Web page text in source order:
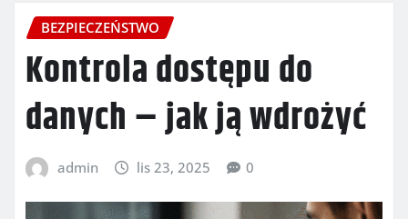
BEZPIECZEŃSTWO
Kontrola dostępu do
danych – jak ją wdrożyć
admin lis 23, 2025 0